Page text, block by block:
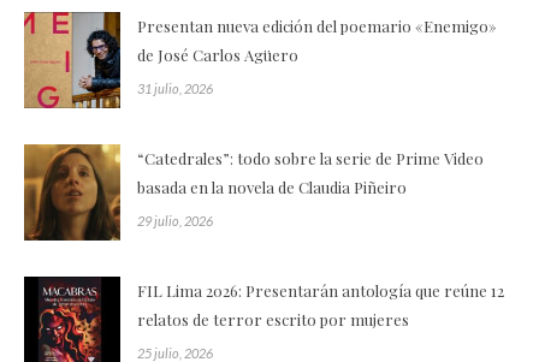
Presentan nueva edición del poemario «Enemigo»
de José Carlos Agüero
31 julio, 2026
“Catedrales”: todo sobre la serie de Prime Video
basada en la novela de Claudia Piñeiro
29 julio, 2026
FIL Lima 2026: Presentarán antología que reúne 12
relatos de terror escrito por mujeres
25 julio, 2026